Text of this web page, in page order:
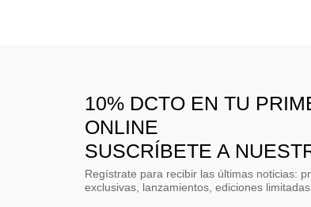
10% DCTO EN TU
ONLINE
SUSCRÍBETE A
Regístrate para recibir las últimas noticias:
exclusivas, lanzamientos, ediciones limitadas